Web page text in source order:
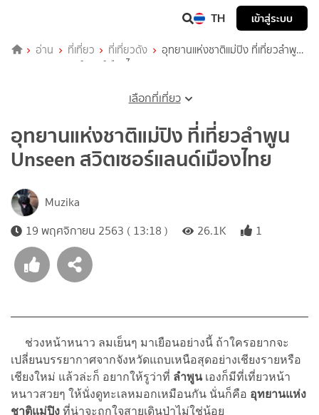
TH เข้าสู่ระบบ
อ่าน ที่เที่ยว ที่เที่ยวดัง
อุทยานแห่งชาติแม่ปิง ที่เที่ยวลำพูน
Unseen สวิตเซอร์แลนด์เมืองไทย
เลือกที่เที่ยว
อุทยานแห่งชาติแม่ปิง ที่เที่ยวลำพูน
Unseen สวิตเซอร์แลนด์เมืองไทย
Muzika
19 พฤศจิกายน 2563 ( 13:18 )
26.1K 1
ช่วงหน้าหนาว ลมเย็นๆ มาเยือนอย่างนี้ ถ้าใครอยากจะ
เปลี่ยนบรรยากาศจากจังหวัดแถบเหนือสุดอย่างเชียงรายหรือ
เชียงใหม่ แล้วล่ะก็ อยากให้รูว่าที่ ลำพูนเองก็มีที่เที่ยวหน้า
หนาวสวยๆ ให้นั่งดูทะเลหมอกเหมือนกัน นั่นก็คือ อุทยานแห่ง
ชาติแม่ปิง ที่น่าจะถูกใจสายเดินป่าไม่ใช่น้อย